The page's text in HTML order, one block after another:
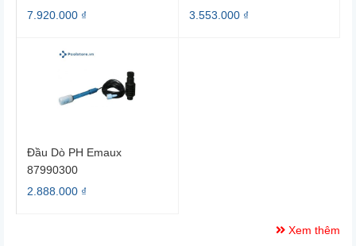
7.920.000 ₫
3.553.000 ₫
Đầu Dò PH Emaux
87990300
2.888.000 ₫
Xem thêm